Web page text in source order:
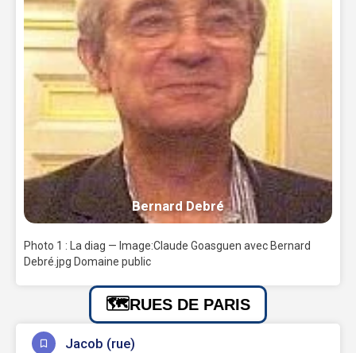
Bernard Debré
Photo 1 : La diag — Image:Claude Goasguen avec Bernard
Debré.jpg Domaine public
RUES DE PARIS
Jacob (rue)